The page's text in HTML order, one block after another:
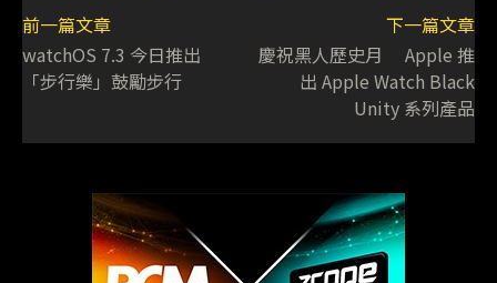
前一篇文章
watchOS 7.3 今日推出
「步行樂」鼓勵步行
下一篇文章
慶祝黑人歷史月 Apple 推
出 Apple Watch Black
Unity 系列產品